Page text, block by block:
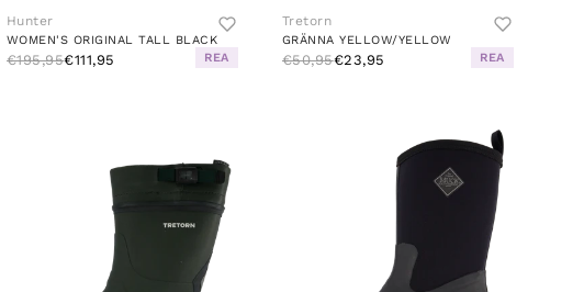
Hunter
WOMEN'S ORIGINAL TALL BLACK
€195,95€111,95 REA
Tretorn
GRÄNNA YELLOW/YELLOW
€50,95€23,95 REA